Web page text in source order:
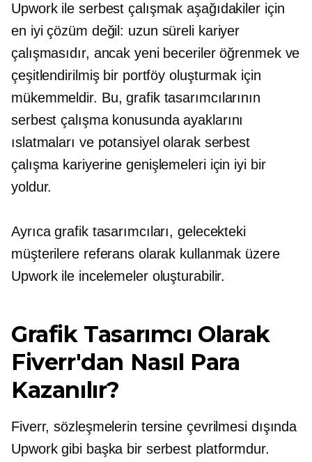
Upwork ile serbest çalışmak aşağıdakiler için
en iyi çözüm değil: uzun sürelikariyer
çalışmasıdır, ancak yeni beceriler öğrenmek ve
çeşitlendirilmiş bir portföy oluşturmak için
mükemmeldir. Bu, grafik tasarımcılarının
serbest çalışma konusunda ayaklarını
ıslatmaları ve potansiyel olarak serbest
çalışma kariyerine genişlemeleri için iyi bir
yoldur.
Ayrıca grafik tasarımcıları, gelecekteki
müşterilere referans olarak kullanmak üzere
Upwork ile incelemeler oluşturabilir.
Grafik Tasarımcı Olarak
Fiverr'dan Nasıl Para
Kazanılır?
Fiverr, sözleşmelerin tersine çevrilmesi dışında
Upwork gibi başka bir serbest platformdur.